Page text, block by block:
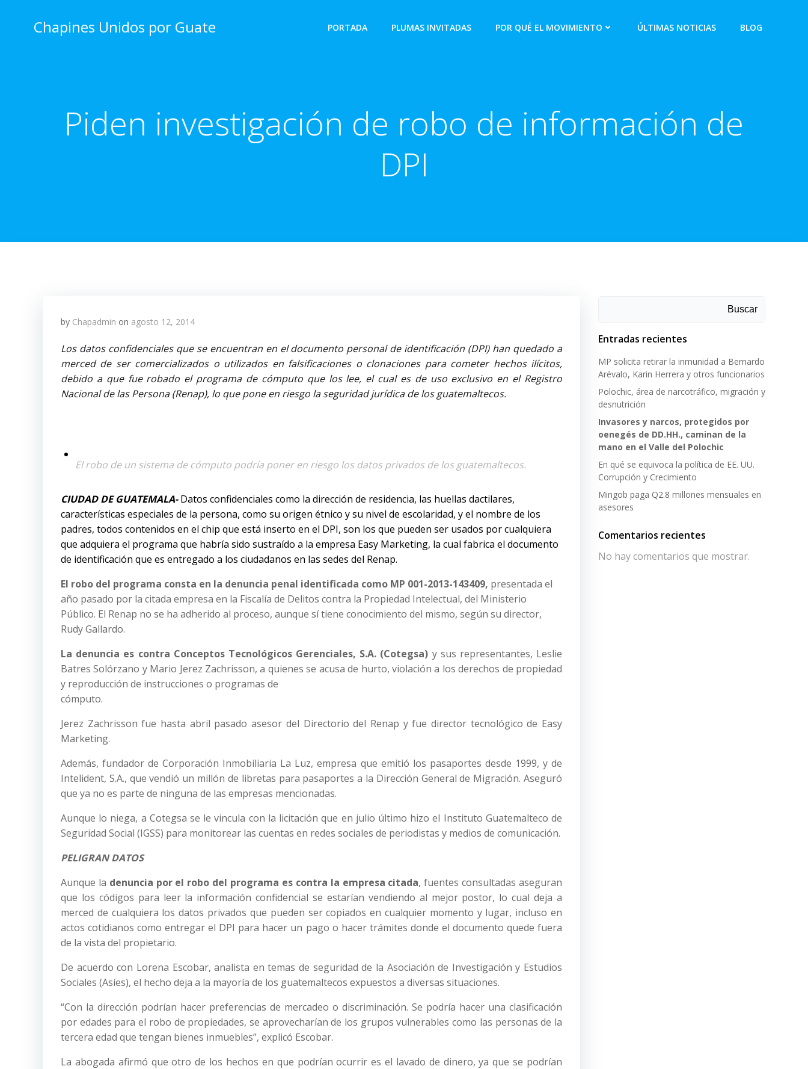
Chapines Unidos por Guate PORTADA PLUMAS INVITADAS POR QUÉ EL MOVIMIENTO ÚLTIMAS NOTICIAS BLOG
Piden investigación de robo de información de
DPI
by Chapadmin on agosto 12, 2014
Los datos confidenciales que se encuentran en el documento personal de identificación (DPI) han quedado a
merced de ser comercializados o utilizados en falsificaciones o clonaciones para cometer hechos ilícitos,
debido a que fue robado el programa de cómputo que los lee, el cual es de uso exclusivo en el Registro
Nacional de las Persona (Renap), lo que pone en riesgo la seguridad jurídica de los guatemaltecos.
El robo de un sistema de cómputo podría poner en riesgo los datos privados de los guatemaltecos.
CIUDAD DE GUATEMALA-Datos confidenciales como la dirección de residencia, las huellas dactilares,
características especiales de la persona, como su origen étnico y su nivel de escolaridad, y el nombre de los
padres, todos contenidos en el chip que está inserto en el DPI, son los que pueden ser usados por cualquiera
que adquiera el programa que habría sido sustraído a la empresa Easy Marketing, la cual fabrica el documento
de identificación que es entregado a los ciudadanos en las sedes del Renap.
El robo del programa consta en la denuncia penal identificada como MP 001-2013-143409, presentada el
año pasado por la citada empresa en la Fiscalía de Delitos contra la Propiedad Intelectual, del Ministerio
Público. El Renap no se ha adherido al proceso, aunque sí tiene conocimiento del mismo, según su director,
Rudy Gallardo.
La denuncia es contra Conceptos Tecnológicos Gerenciales, S.A. (Cotegsa) y sus representantes, Leslie
Batres Solórzano y Mario Jerez Zachrisson, a quienes se acusa de hurto, violación a los derechos de propiedad
y reproducción de instrucciones o programas de
cómputo.
Jerez Zachrisson fue hasta abril pasado asesor del Directorio del Renap y fue director tecnológico de Easy
Marketing.
Además, fundador de Corporación Inmobiliaria La Luz, empresa que emitió los pasaportes desde 1999, y de
Intelident, S.A., que vendió un millón de libretas para pasaportes a la Dirección General de Migración. Aseguró
que ya no es parte de ninguna de las empresas mencionadas.
Aunque lo niega, a Cotegsa se le vincula con la licitación que en julio último hizo el Instituto Guatemalteco de
Seguridad Social (IGSS) para monitorear las cuentas en redes sociales de periodistas y medios de comunicación.
PELIGRAN DATOS
Aunque la denuncia por el robo del programa es contra la empresa citada, fuentes consultadas aseguran
que los códigos para leer la información confidencial se estarían vendiendo al mejor postor, lo cual deja a
merced de cualquiera los datos privados que pueden ser copiados en cualquier momento y lugar, incluso en
actos cotidianos como entregar el DPI para hacer un pago o hacer trámites donde el documento quede fuera
de la vista del propietario.
De acuerdo con Lorena Escobar, analista en temas de seguridad de la Asociación de Investigación y Estudios
Sociales (Asíes), el hecho deja a la mayoría de los guatemaltecos expuestos a diversas situaciones.
“Con la dirección podrían hacer preferencias de mercadeo o discriminación. Se podría hacer una clasificación
por edades para el robo de propiedades, se aprovecharían de los grupos vulnerables como las personas de la
tercera edad que tengan bienes inmuebles”, explicó Escobar.
La abogada afirmó que otro de los hechos en que podrían ocurrir es el lavado de dinero, ya que se podrían
Buscar
Entradas recientes
MP solicita retirar la inmunidad a Bernardo
Arévalo, Karin Herrera y otros funcionarios
Polochic, área de narcotráfico, migración y
desnutrición
Invasores y narcos, protegidos por
oenegés de DD.HH., caminan de la
mano en el Valle del Polochic
En qué se equivoca la política de EE. UU.
Corrupción y Crecimiento
Mingob paga Q2.8 millones mensuales en
asesores
Comentarios recientes
No hay comentarios que mostrar.